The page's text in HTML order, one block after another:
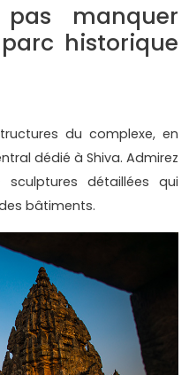
manquer
historique
du complexe, en
dédié à Shiva. Admirez
détaillées qui
bâtiments.